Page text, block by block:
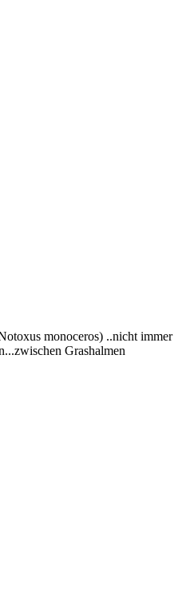
monoceros) ..nicht immer
Grashalmen